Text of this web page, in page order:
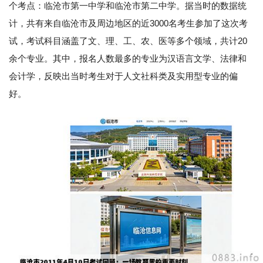
个考点：临沧市第一中学和临沧市第二中学。据当时的数据统
计，共有来自临沧市及周边地区的近3000名考生参加了这次考
试，考试科目涵盖了文、理、工、农、医等多个领域，共计20
余个专业。其中，报名人数最多的专业为汉语言文学、法律和
会计学，反映出当时考生对于人文社科类及实用型专业的偏
好。